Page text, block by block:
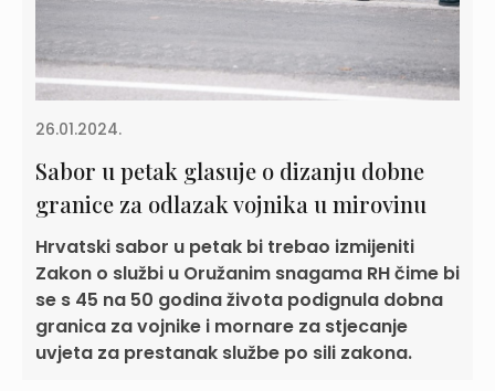
26.01.2024.
Sabor u petak glasuje o dizanju dobne
granice za odlazak vojnika u mirovinu
Hrvatski sabor u petak bi trebao izmijeniti
Zakon o službi u Oružanim snagama RH čime bi
se s 45 na 50 godina života podignula dobna
granica za vojnike i mornare za stjecanje
uvjeta za prestanak službe po sili zakona.